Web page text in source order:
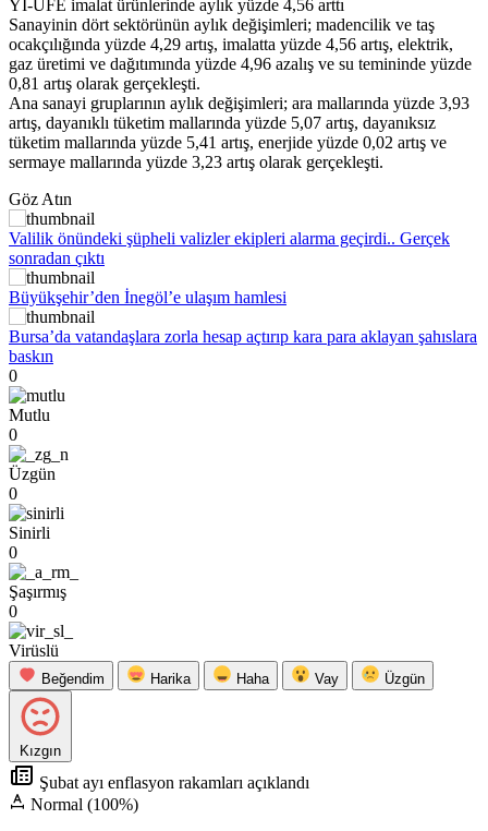
Yİ-ÜFE imalat ürünlerinde aylık yüzde 4,56 arttı
Sanayinin dört sektörünün aylık değişimleri; madencilik ve taş
ocakçılığında yüzde 4,29 artış, imalatta yüzde 4,56 artış, elektrik,
gaz üretimi ve dağıtımında yüzde 4,96 azalış ve su temininde yüzde
0,81 artış olarak gerçekleşti.
Ana sanayi gruplarının aylık değişimleri; ara mallarında yüzde 3,93
artış, dayanıklı tüketim mallarında yüzde 5,07 artış, dayanıksız
tüketim mallarında yüzde 5,41 artış, enerjide yüzde 0,02 artış ve
sermaye mallarında yüzde 3,23 artış olarak gerçekleşti.
Göz Atın
Valilik önündeki şüpheli valizler ekipleri alarma geçirdi.. Gerçek
sonradan çıktı
Büyükşehir’den İnegöl’e ulaşım hamlesi
Bursa’da vatandaşlara zorla hesap açtırıp kara para aklayan şahıslara
baskın
0
Mutlu
0
Üzgün
0
Sinirli
0
Şaşırmış
0
Virüslü
Beğendim Harika Haha Vay Üzgün
Kızgın
Şubat ayı enflasyon rakamları açıklandı
Normal (100%)